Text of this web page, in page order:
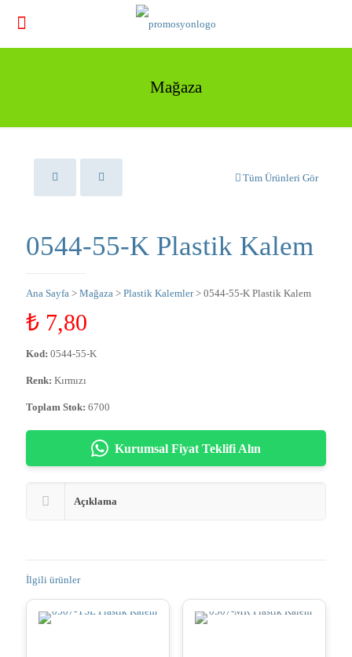
Mağaza
Tüm Ürünleri Gör
0544-55-K Plastik Kalem
Ana Sayfa > Mağaza > Plastik Kalemler> 0544-55-K Plastik Kalem
₺ 7,80
Kod: 0544-55-K
Renk: Kırmızı
Toplam Stok: 6700
Kurumsal Fiyat Teklifi Alın
Açıklama
İlgili ürünler